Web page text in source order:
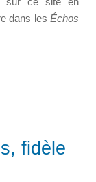
dans les Échos
fidèle